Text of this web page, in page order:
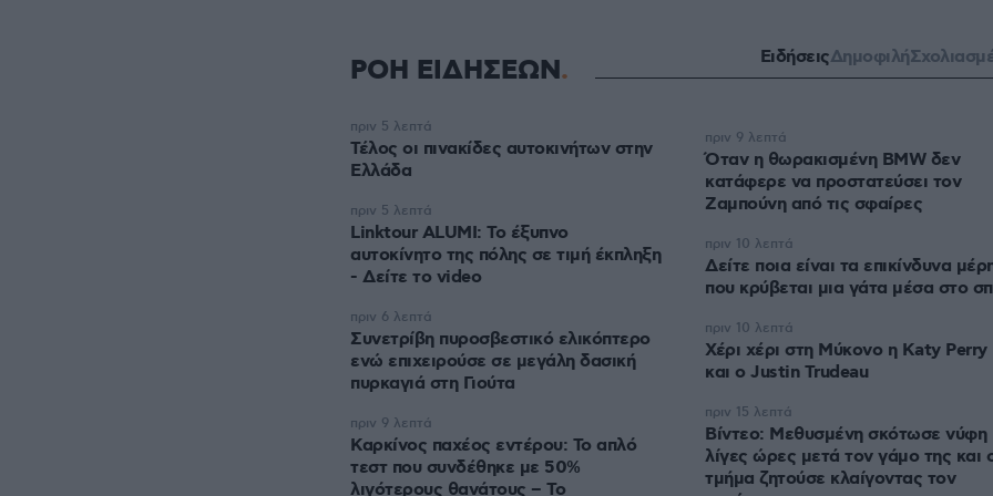
ΡΟΗ ΕΙΔΗΣΕΩΝ ΕιδήσειςΔημοφιλή
Τέλος οι πινακίδες αυτοκινήτων στην
Ελλάδα
πριν 5 λεπτά
Linktour ALUMI: Το έξυπνο
αυτοκίνητο της πόλης σε τιμή έκπληξη
- Δείτε το video
πριν 5 λεπτά
Συνετρίβη πυροσβεστικό ελικόπτερο
ενώ επιχειρούσε σε μεγάλη δασική
πυρκαγιά στη Γιούτα
πριν 6 λεπτά
Καρκίνος παχέος εντέρου: Το απλό
τεστ που συνδέθηκε με 50%
λιγότερους θανάτους – Το
πριν 9 λεπτά
Όταν η θωρακισμένη BMW δεν
κατάφερε να προστατεύσει τον
Ζαμπούνη από τις σφαίρες
πριν 9 λεπτά
Δείτε ποια είναι τα επικίνδυνα
που κρύβεται μια γάτα μέσα στο
πριν 10 λεπτά
Χέρι χέρι στη Μύκονο η Katy Perry
και ο Justin Trudeau
πριν 10 λεπτά
Βίντεο: Μεθυσμένη σκότωσε νύφη
λίγες ώρες μετά τον γάμο της και
τμήμα ζητούσε κλαίγοντας τον
πριν 15 λεπτά